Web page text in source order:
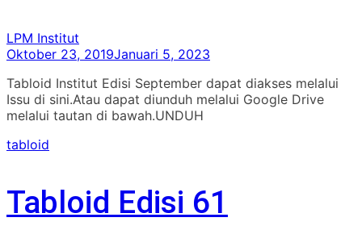
LPM Institut
Oktober 23, 2019Januari 5, 2023
Tabloid Institut Edisi September dapat diakses melalui
Issu di sini.Atau dapat diunduh melalui Google Drive
melalui tautan di bawah.UNDUH
tabloid
Tabloid Edisi 61